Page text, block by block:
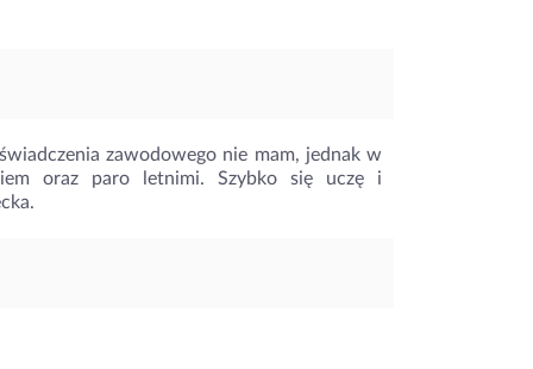
zawodowego nie mam, jednak w
oraz paro letnimi. Szybko się uczę i